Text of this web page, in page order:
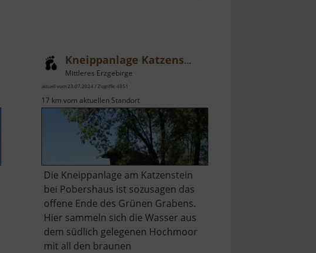
Kneippanlage Katzenstein
Mittleres Erzgebirge
aktuell vom 23.07.2024 / Zugriffe: 4851
17 km vom aktuellen Standort
Die Kneippanlage am Katzenstein
bei Pobershaus ist sozusagen das
offene Ende des Grünen Grabens.
Hier sammeln sich die Wasser aus
dem südlich gelegenen Hochmoor
mit all den braunen